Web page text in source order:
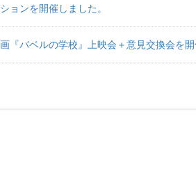
ョンを開催しました。
『バベルの学校』上映会＋意見交換会を開